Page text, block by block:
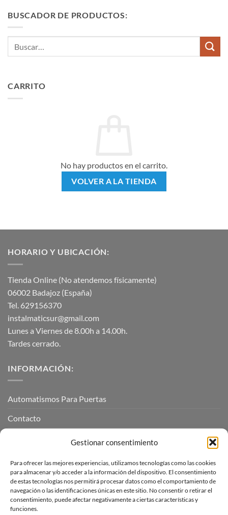
Gestionar consentimiento
Para ofrecer las mejores experiencias, utilizamos tecnologías como las cookies
para almacenar y/o acceder a la información del dispositivo. El consentimiento
de estas tecnologías nos permitirá procesar datos como el comportamiento de
navegación o las identificaciones únicas en este sitio. No consentir o retirar el
consentimiento, puede afectar negativamente a ciertas características y
funciones.
BUSCADOR DE PRODUCTOS:
CARRITO
No hay productos en el carrito.
VOLVER A LA TIENDA
HORARIO Y UBICACIÓN:
Tienda Online (No atendemos físicamente)
06002 Badajoz (España)
Tel. 629156370
instalmaticsur@gmail.com
Lunes a Viernes de 8.00h a 14.00h.
Tardes cerrado.
INFORMACIÓN:
Automatismos Para Puertas
Contacto
INFORMACIÓN LEGAL
Aviso Legal